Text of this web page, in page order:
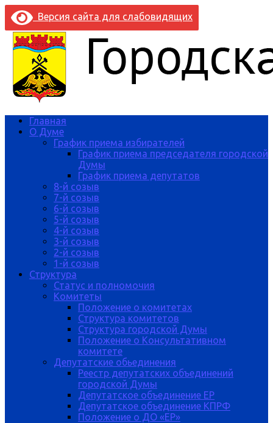
Версия сайта для слабовидящих
Главная
О Думе
График приема избирателей
График приема председателя городской
Думы
График приема депутатов
8-й созыв
7-й созыв
6-й созыв
5-й созыв
4-й созыв
3-й созыв
2-й созыв
1-й созыв
Структура
Статус и полномочия
Комитеты
Положение о комитетах
Структура комитетов
Структура городской Думы
Положение о Консультативном
комитете
Депутатские обьединения
Реестр депутатских объединений
городской Думы
Депутатское объединение ЕР
Депутатское объединение КПРФ
Положение о ДО «ЕР»